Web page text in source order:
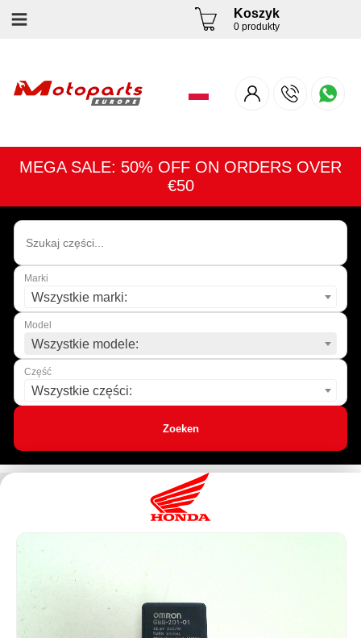
Koszyk
0 produkty
MEGA SALE: 50% OFF ON ORDERS OVER
€50
Marki
Wszystkie marki:
Model
Wszystkie modele:
Część
Wszystkie części:
Zoeken